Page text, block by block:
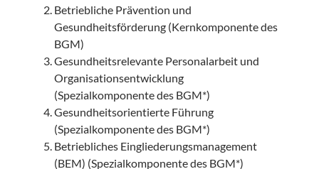
Betriebliche Prävention und
Gesundheitsförderung (Kernkomponente des
BGM)
Gesundheitsrelevante Personalarbeit und
Organisationsentwicklung
(Spezialkomponente des BGM*)
Gesundheitsorientierte Führung
(Spezialkomponente des BGM*)
Betriebliches Eingliederungsmanagement
(BEM) (Spezialkomponente des BGM*)